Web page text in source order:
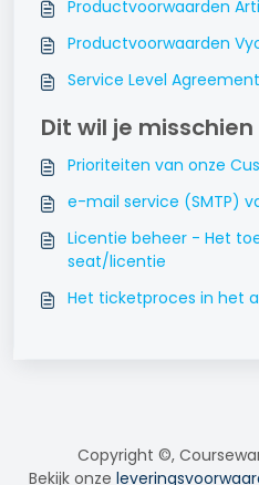
Productvoorwaarden
Productvoorwaarden
Service Level
Dit wil je
Prioriteiten van onze
e-mail service (SMTP)
Licentie beheer - Het
seat/licentie
Het ticketproces in het
Copyright ©,
Bekijk onze